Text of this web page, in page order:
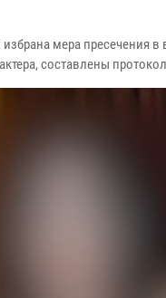
мера пресечения
составлены